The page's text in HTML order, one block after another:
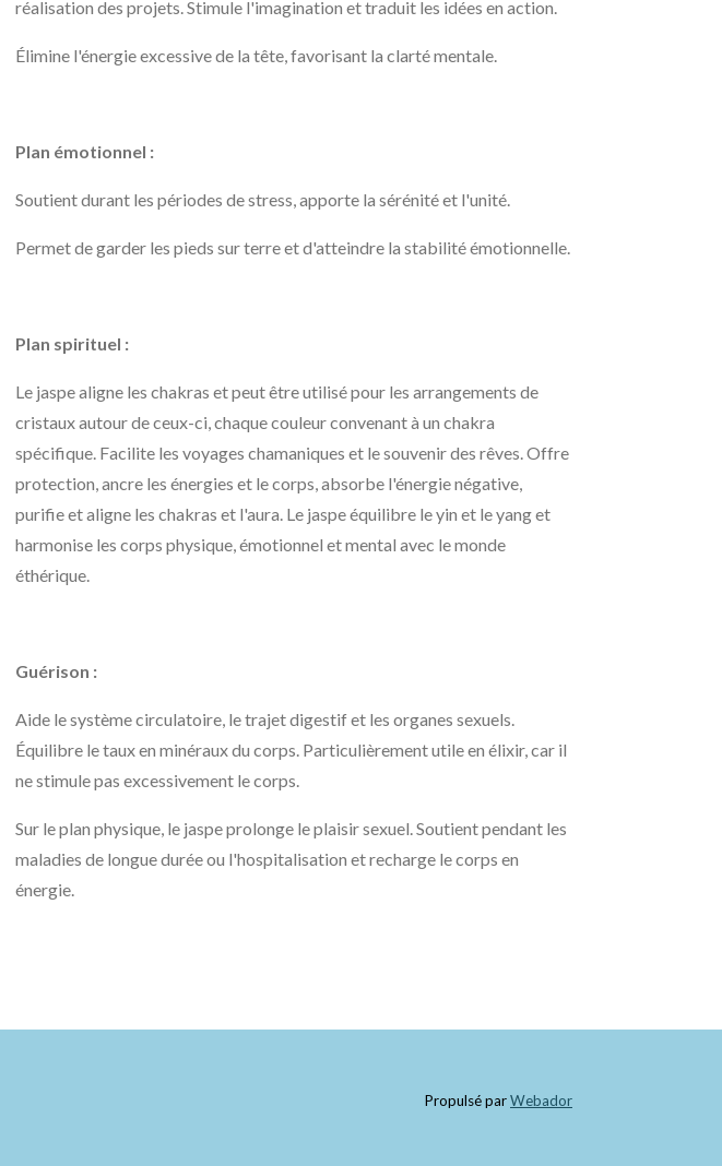
réalisation des projets. Stimule l'imagination et traduit les idées en action.
Élimine l'énergie excessive de la tête, favorisant la clarté mentale.
Plan émotionnel :
Soutient durant les périodes de stress, apporte la sérénité et l'unité.
Permet de garder les pieds sur terre et d'atteindre la stabilité émotionnelle.
Plan spirituel :
Le jaspe aligne les chakras et peut être utilisé pour les arrangements de
cristaux autour de ceux-ci, chaque couleur convenant à un chakra
spécifique. Facilite les voyages chamaniques et le souvenir des rêves. Offre
protection, ancre les énergies et le corps, absorbe l'énergie négative,
purifie et aligne les chakras et l'aura. Le jaspe équilibre le yin et le yang et
harmonise les corps physique, émotionnel et mental avec le monde
éthérique.
Guérison :
Aide le système circulatoire, le trajet digestif et les organes sexuels.
Équilibre le taux en minéraux du corps. Particulièrement utile en élixir, car il
ne stimule pas excessivement le corps.
Sur le plan physique, le jaspe prolonge le plaisir sexuel. Soutient pendant les
maladies de longue durée ou l'hospitalisation et recharge le corps en
énergie.
Propulsé parWebador